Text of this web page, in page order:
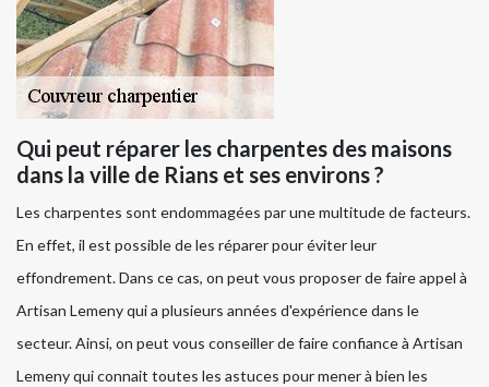
Qui peut réparer les charpentes des maisons
dans la ville de Rians et ses environs ?
Les charpentes sont endommagées par une multitude de facteurs.
En effet, il est possible de les réparer pour éviter leur
effondrement. Dans ce cas, on peut vous proposer de faire appel à
Artisan Lemeny qui a plusieurs années d'expérience dans le
secteur. Ainsi, on peut vous conseiller de faire confiance à Artisan
Lemeny qui connait toutes les astuces pour mener à bien les